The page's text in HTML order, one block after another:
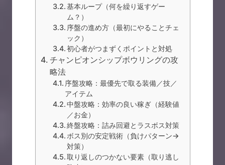
基本ループ（何を繰り返すゲー
ム？）
序盤の進め方（最初にやることチェ
ック）
初心者がつまずくポイントと対処
チャンピオンシップボウリングの攻
略法
序盤攻略：最優先で取る装備／技／
アイテム
中盤攻略：効率の良い稼ぎ（経験値
／お金）
終盤攻略：詰み回避とラスボス対策
ボス別の安定戦術（負けパターン→
対策）
取り返しのつかない要素（取り逃し